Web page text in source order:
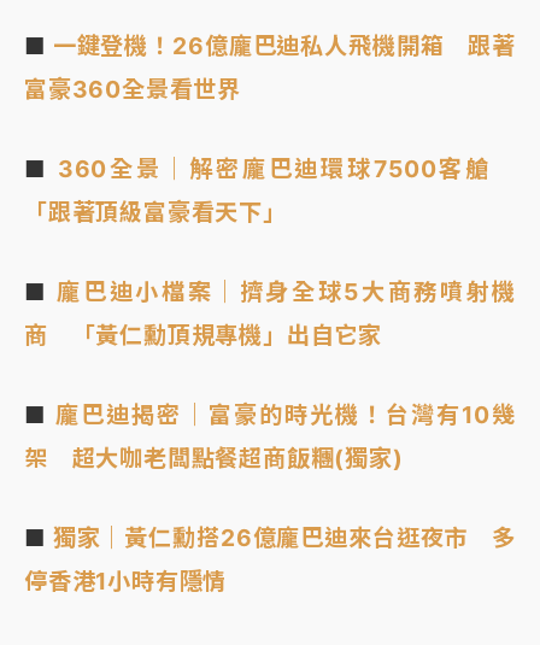
■ 一鍵登機！26億龐巴迪私人飛機開箱 跟著
富豪360全景看世界
■ 360全景｜解密龐巴迪環球7500客艙
「跟著頂級富豪看天下」
■龐巴迪小檔案｜擠身全球5大商務噴射機
商 「黃仁勳頂規專機」出自它家
■龐巴迪揭密｜富豪的時光機！台灣有10幾
架 超大咖老闆點餐超商飯糰(獨家)
■ 獨家｜黃仁勳搭26億龐巴迪來台逛夜市 多
停香港1小時有隱情